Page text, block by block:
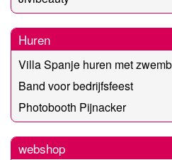
Huren
Villa Spanje huren met
Band voor bedrijfsfeest
Photobooth Pijnacker
webshop